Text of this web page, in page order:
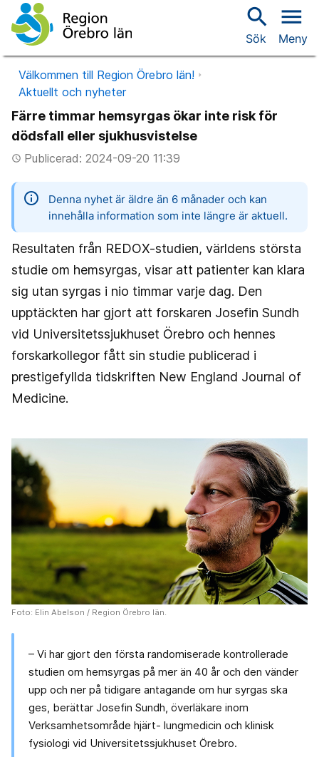
search
Sök
menu
Meny
Välkommen till Region Örebro län!
Aktuellt och nyheter
Färre timmar hemsyrgas ökar inte risk för
dödsfall eller sjukhusvistelse
access_timePublicerad: 2024-09-20 11:39
information
Denna nyhet är äldre än 6 månader och kan
innehålla information som inte längre är aktuell.
Resultaten från REDOX-studien, världens största
studie om hemsyrgas, visar att patienter kan klara
sig utan syrgas i nio timmar varje dag. Den
upptäckten har gjort att forskaren Josefin Sundh
vid Universitetssjukhuset Örebro och hennes
forskarkollegor fått sin studie publicerad i
prestigefyllda tidskriften New England Journal of
Medicine.
Foto: Elin Abelson / Region Örebro län.
– Vi har gjort den första randomiserade kontrollerade
studien om hemsyrgas på mer än 40 år och den vänder
upp och ner på tidigare antagande om hur syrgas ska
ges, berättar Josefin Sundh, överläkare inom
Verksamhetsområde hjärt- lungmedicin och klinisk
fysiologi vid Universitetssjukhuset Örebro.